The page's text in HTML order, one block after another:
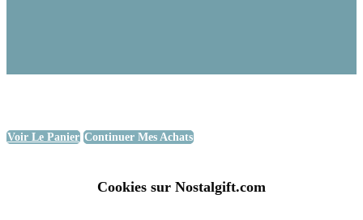
Voir Le Panier Continuer Mes Achats
Cookies sur Nostalgift.com